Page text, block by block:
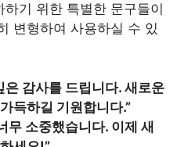
기 위한 특별한 문구들이
변형하여 사용하실 수 있
은 감사를 드립니다. 새로운
득하길 기원합니다.”
무 소중했습니다. 이제 새